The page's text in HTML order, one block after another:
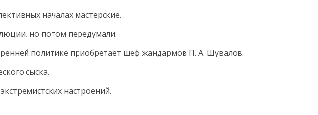
началах мастерские.
но потом передумали.
политике приобретает шеф жандармов П. А. Шувалов.
сыска.
настроений.